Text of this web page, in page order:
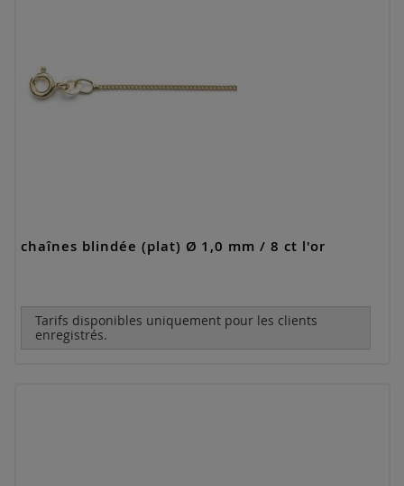
chaînes blindée (plat) Ø 1,0 mm / 8 ct l'or
Tarifs disponibles uniquement pour les clients
enregistrés.